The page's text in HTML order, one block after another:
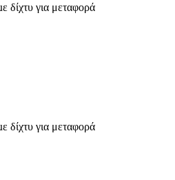
δίχτυ για μεταφορά
δίχτυ για μεταφορά